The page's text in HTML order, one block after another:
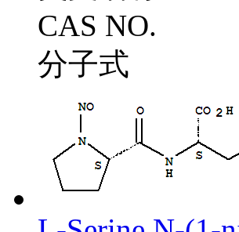
CAS NO.
分子式